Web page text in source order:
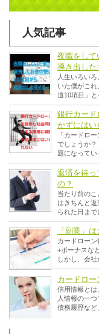
人気記事
夜職をして
導き出した
人生いろい
いた僕がこ
道10項目」と
銀行カード
かずにはい
「カードロ
でしょうか
題になってい
返済を待っ
の？
当たり前の
はきちんと
られた日まで
「副業」
カードロー
+ボーナスな
しかし、会社
カードロ
信用情報とは
人情報の一
債務履歴など